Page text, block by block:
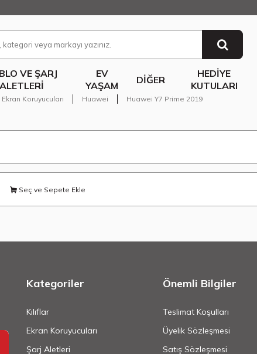
VE ŞARJ
ALETLERI
EV
YAŞAM
DIĞER
HEDIYE
KUTULARI
Ekran Koruyucuları Huawei Huawei Y7 Prime 2019
Seç ve Sepete Ekle
Kategoriler
Kılıflar
Ekran Koruyucuları
Şarj Aletleri
Önemli Bilgiler
Teslimat Koşulları
Üyelik Sözleşmesi
Satış Sözleşmesi